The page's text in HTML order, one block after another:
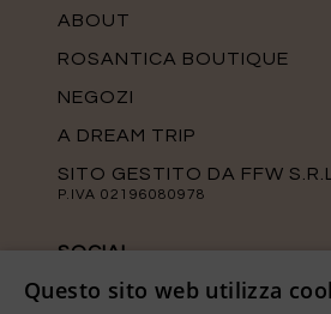
ABOUT
ROSANTICA BOUTIQUE
NEGOZI
A DREAM TRIP
SITO GESTITO DA FFW S.R.L.
P.IVA 02196080978
SOCIAL
Tieniti aggiornato sulle
Questo sito web utilizza